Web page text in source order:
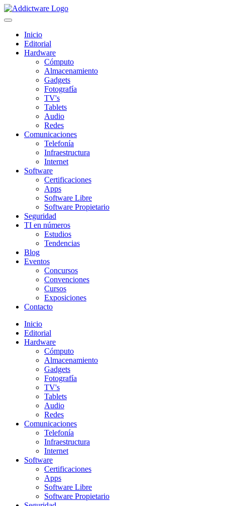
Inicio
Editorial
Hardware
Cómputo
Almacenamiento
Gadgets
Fotografía
TV's
Tablets
Audio
Redes
Comunicaciones
Telefonía
Infraestructura
Internet
Software
Certificaciones
Apps
Software Libre
Software Propietario
Seguridad
TI en números
Estudios
Tendencias
Blog
Eventos
Concursos
Convenciones
Cursos
Exposiciones
Contacto
Inicio
Editorial
Hardware
Cómputo
Almacenamiento
Gadgets
Fotografía
TV's
Tablets
Audio
Redes
Comunicaciones
Telefonía
Infraestructura
Internet
Software
Certificaciones
Apps
Software Libre
Software Propietario